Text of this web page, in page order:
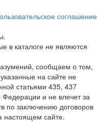
соглашение
в каталоге не являются
сообщаем о том,
на сайте не
статьями 435, 437
Федерации и не влечет за
по заключению договоров
настоящем сайте.